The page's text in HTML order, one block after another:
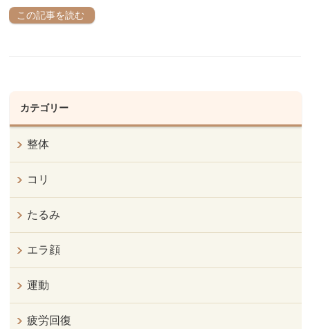
この記事を読む
カテゴリー
整体
コリ
たるみ
エラ顔
運動
疲労回復